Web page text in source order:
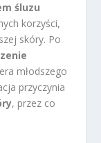
śluzu
korzyści,
skóry. Po
młodszego
przyczynia
, przez co